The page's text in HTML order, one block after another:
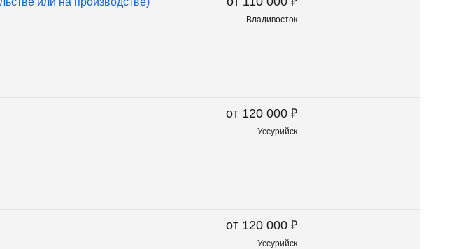
Владивосток
от 120 000 ₽
Уссурийск
от 120 000 ₽
Уссурийск